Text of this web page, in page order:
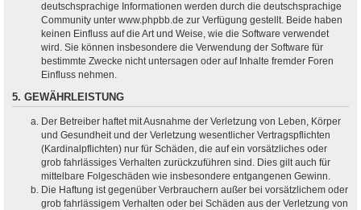
deutschsprachige Informationen werden durch die deutschsprachige
Community unter www.phpbb.de zur Verfügung gestellt. Beide haben
keinen Einfluss auf die Art und Weise, wie die Software verwendet
wird. Sie können insbesondere die Verwendung der Software für
bestimmte Zwecke nicht untersagen oder auf Inhalte fremder Foren
Einfluss nehmen.
5. GEWÄHRLEISTUNG
Der Betreiber haftet mit Ausnahme der Verletzung von Leben, Körper
und Gesundheit und der Verletzung wesentlicher Vertragspflichten
(Kardinalpflichten) nur für Schäden, die auf ein vorsätzliches oder
grob fahrlässiges Verhalten zurückzuführen sind. Dies gilt auch für
mittelbare Folgeschäden wie insbesondere entgangenen Gewinn.
Die Haftung ist gegenüber Verbrauchern außer bei vorsätzlichem oder
grob fahrlässigem Verhalten oder bei Schäden aus der Verletzung von